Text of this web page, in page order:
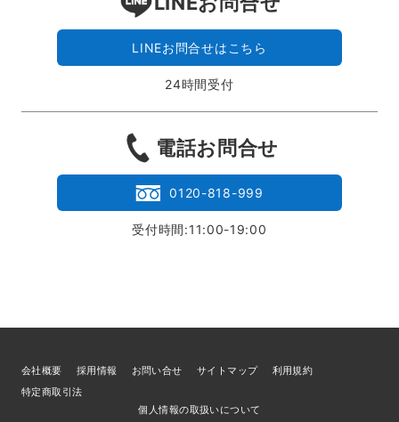
LINEお問合せはこちら
24時間受付
電話お問合せ
0120-818-999
受付時間:11:00-19:00
会社概要 採用情報 お問い合せ サイトマップ
利用規約
特定商取引法
個人情報の取扱いについて